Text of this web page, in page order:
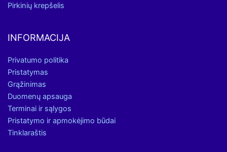
Pirkinių krepšelis
INFORMACIJA
Privatumo politika
Pristatymas
Grąžinimas
Duomenų apsauga
Terminai ir sąlygos
Pristatymo ir apmokėjimo būdai
Tinklaraštis